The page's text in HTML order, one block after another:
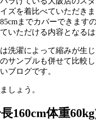
ズを着比べていただきま
までカバーできます
いただける内容となるは
洗濯によって縮みが生
サンプルも併せて比較し
ブログです。
しょう。
160cm体重